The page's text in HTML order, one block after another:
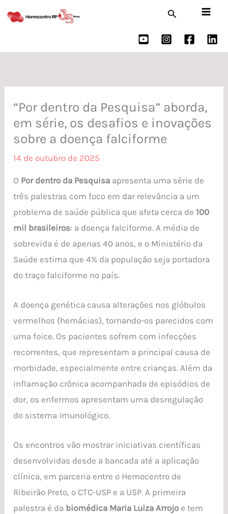
para
conteúdo
Pesquisar
“Por dentro da Pesquisa” aborda,
em série, os desafios e inovações
sobre a doença falciforme
14 de outubro de 2025
O Por dentro da Pesquisa apresenta uma série de
três palestras com foco em dar relevância a um
problema de saúde pública que afeta cerca de100
mil brasileiros: a doença falciforme. A média de
sobrevida é de apenas 40 anos, e o Ministério da
Saúde estima que 4% da população seja portadora
do traço falciforme no país.
A doença genética causa alterações nos glóbulos
vermelhos (hemácias), tornando-os parecidos com
uma foice. Os pacientes sofrem com infecções
recorrentes, que representam a principal causa de
morbidade, especialmente entre crianças. Além da
inflamação crônica acompanhada de episódios de
dor, os enfermos apresentam uma desregulação
do sistema imunológico.
Os encontros vão mostrar iniciativas científicas
desenvolvidas desde a bancada até a aplicação
clínica, em parceria entre o Hemocentro de
Ribeirão Preto, o CTC-USP e a USP. A primeira
palestra é da biomédica Maria Luiza Arrojo e tem